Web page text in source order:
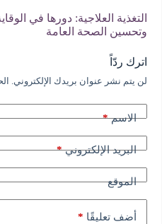
التغذية العلاجية: دورها في
وتحسين الصحة العامة
اترك ردّاً
لن يتم نشر عنوان بريدك الإلكتروني.
الاسم*
البريد الإلكتروني*
الموقع
أضف تعليقًا *
A
t
e
t
i